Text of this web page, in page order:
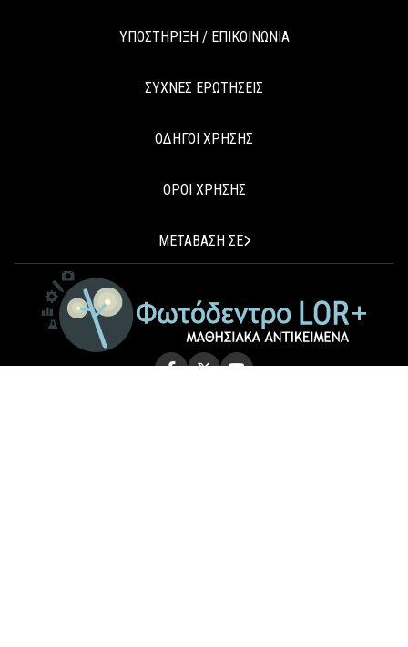
ΥΠΟΣΤΗΡΙΞΗ / ΕΠΙΚΟΙΝΩΝΙΑ
ΣΥΧΝΕΣ ΕΡΩΤΗΣΕΙΣ
ΟΔΗΓΟΙ ΧΡΗΣΗΣ
ΟΡΟΙ ΧΡΗΣΗΣ
ΜΕΤΑΒΑΣΗ ΣΕ